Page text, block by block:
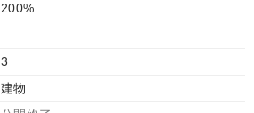
200%
3
建物